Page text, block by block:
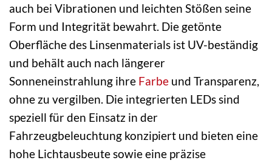
auch bei Vibrationen und leichten Stößen seine
Form und Integrität bewahrt. Die getönte
Oberfläche des Linsenmaterials ist UV-beständig
und behält auch nach längerer
Sonneneinstrahlung ihre Farbe und Transparenz,
ohne zu vergilben. Die integrierten LEDs sind
speziell für den Einsatz in der
Fahrzeugbeleuchtung konzipiert und bieten eine
hohe Lichtausbeute sowie eine präzise